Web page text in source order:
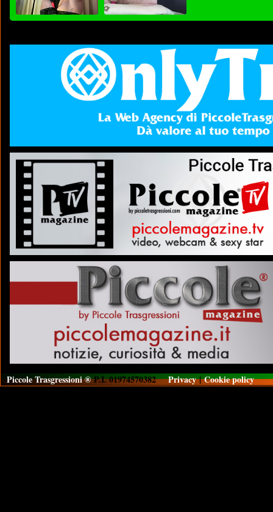
Piccole Trasgressioni ®P.I. 01974570382Privacy|Cookie policy